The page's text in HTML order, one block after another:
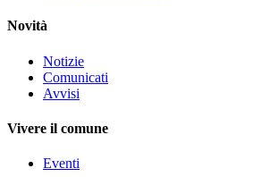
Novità
Notizie
Comunicati
Avvisi
Vivere il comune
Eventi